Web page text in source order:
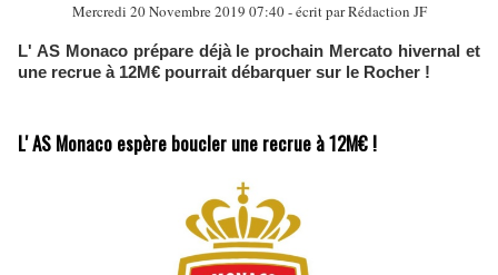
Mercredi 20 Novembre 2019 07:40 - écrit par Rédaction JF
L' AS Monaco prépare déjà le prochain Mercato hivernal et
une recrue à 12M€ pourrait débarquer sur le Rocher !
L' AS Monaco espère boucler une recrue à 12M€ !